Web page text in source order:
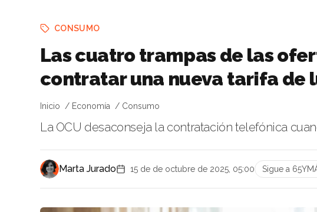
CONSUMO
Las cuatro trampas de las
contratar una nueva tarifa de
Inicio Economía Consumo
La OCU desaconseja la contratación telefónica
Marta Jurado 15 de de octubre de 2025, 05:00 Sigue a